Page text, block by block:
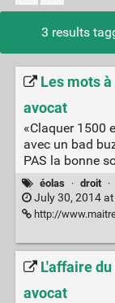
3 results
Les mots
avocat
«Claquer 1500
avec un bad
PAS la bonne
éolas · droit ·
July 30, 2014 at
http://www.maitre-
L'affaire
avocat